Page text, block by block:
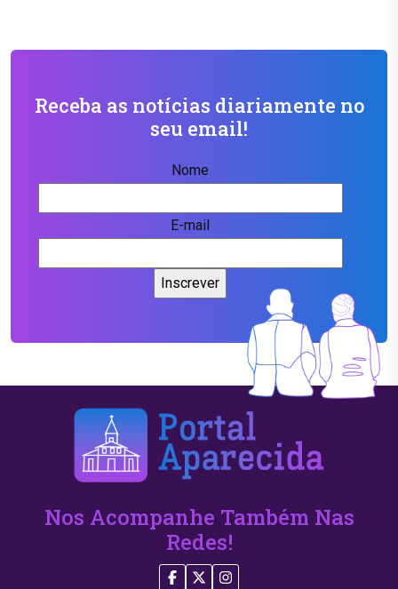
Receba as notícias diariamente no
seu email!
Nome
E-mail
Nos Acompanhe Também Nas
Redes!